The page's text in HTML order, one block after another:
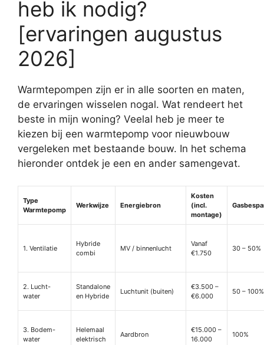
heb ik nodig?
[ervaringen augustus
2026]
Warmtepompen zijn er in alle soorten en maten,
de ervaringen wisselen nogal. Wat rendeert het
beste in mijn woning? Veelal heb je meer te
kiezen bij een warmtepomp voor nieuwbouw
vergeleken met bestaande bouw. In het schema
hieronder ontdek je een en ander samengevat.
Type
Warmtepomp
Werkwijze Energiebron
Kosten
(incl.
montage)
1. Ventilatie
Hybride
combi
MV / binnenlucht
Vanaf
€1.750
30 – 50%
2. Lucht-
water
Standalone
en Hybride
Luchtunit (buiten)
€3.500 –
€6.000
50 – 100%
3. Bodem-
water
Helemaal
elektrisch
Aardbron
€15.000 –
16.000
100%